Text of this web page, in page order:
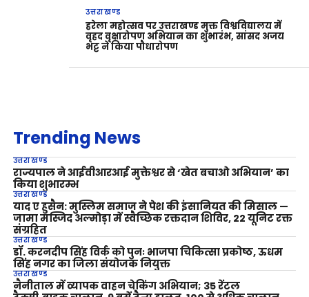
उत्तराखण्ड
हरेला महोत्सव पर उत्तराखण्ड मुक्त विश्वविद्यालय में
वृहद वृक्षारोपण अभियान का शुभारंभ, सांसद अजय
भट्ट ने किया पौधारोपण
Trending News
उत्तराखण्ड
राज्यपाल ने आईवीआरआई मुक्तेश्वर से ‘खेत बचाओ अभियान’ का
किया शुभारम्भ
उत्तराखण्ड
याद ए हुसैन: मुस्लिम समाज ने पेश की इंसानियत की मिसाल —
जामा मस्जिद अल्मोड़ा में स्वैच्छिक रक्तदान शिविर, 22 यूनिट रक्त
संग्रहित
उत्तराखण्ड
डॉ. करनदीप सिंह विर्क को पुनः भाजपा चिकित्सा प्रकोष्ठ, ऊधम
सिंह नगर का जिला संयोजक नियुक्त
उत्तराखण्ड
नैनीताल में व्यापक वाहन चेकिंग अभियान; 35 रेंटल